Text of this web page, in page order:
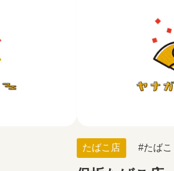
たばこ店 たばこ